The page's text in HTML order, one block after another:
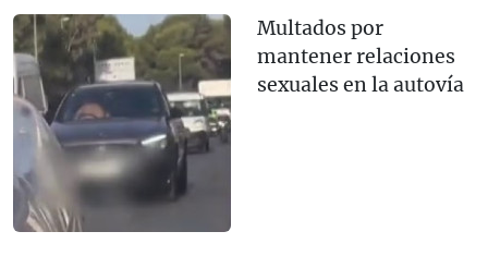
Multados por
mantener relaciones
sexuales en la autovía